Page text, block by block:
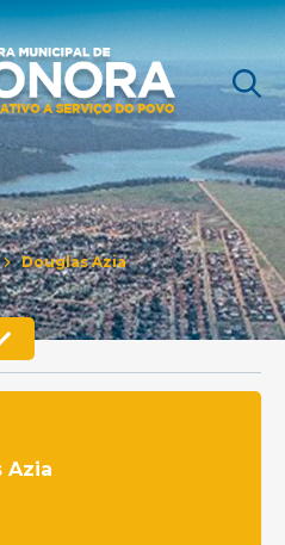
Douglas Azia
Azia